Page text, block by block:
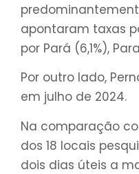
apontaram taxas
por Pará (6,1%),
Por outro lado,
em julho de 2024.
Na comparação
dos 18 locais
dois dias úteis a